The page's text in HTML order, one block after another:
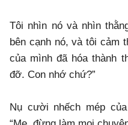
​Tôi nhìn nó và nhìn
bên cạnh nó, và tôi cảm
của mình đã hóa thành
đỡ. Con nhớ chứ?”
​Nụ cười nhếch mép